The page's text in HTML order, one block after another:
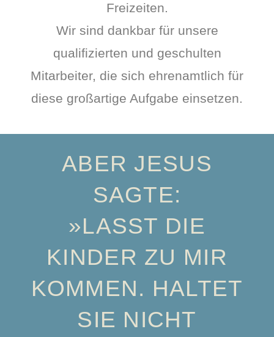
Freizeiten.
Wir sind dankbar für unsere
qualifizierten und geschulten
Mitarbeiter, die sich ehrenamtlich für
diese großartige Aufgabe einsetzen.
ABER JESUS
SAGTE:
»LASST DIE
KINDER ZU MIR
KOMMEN. HALTET
SIE NICHT